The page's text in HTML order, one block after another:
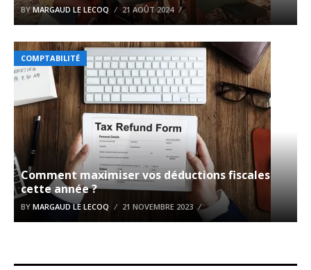
BYMARGAUD LE LECOQ 21 AOÛT 2024
COMPTABILITÉ
Comment maximiser vos déductions fiscales
cette année ?
BY MARGAUD LE LECOQ 21 NOVEMBRE 2023